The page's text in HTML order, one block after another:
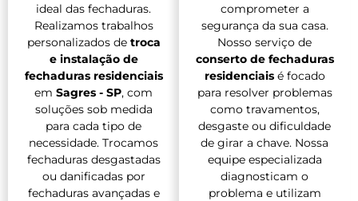
ideal das fechaduras.
Realizamos trabalhos
personalizados de troca
e instalação de
fechaduras residenciais
em Sagres - SP, com
soluções sob medida
para cada tipo de
necessidade. Trocamos
fechaduras desgastadas
ou danificadas por
fechaduras avançadas e
comprometer a
segurança da sua casa.
Nosso serviço de
conserto de fechaduras
residenciaisé focado
para resolver problemas
como travamentos,
desgaste ou dificuldade
de girar a chave. Nossa
equipe especializada
diagnosticam o
problema e utilizam